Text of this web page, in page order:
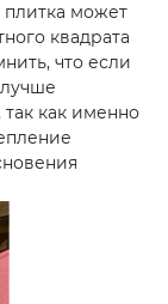
плитка может
квадрата
что если
как именно